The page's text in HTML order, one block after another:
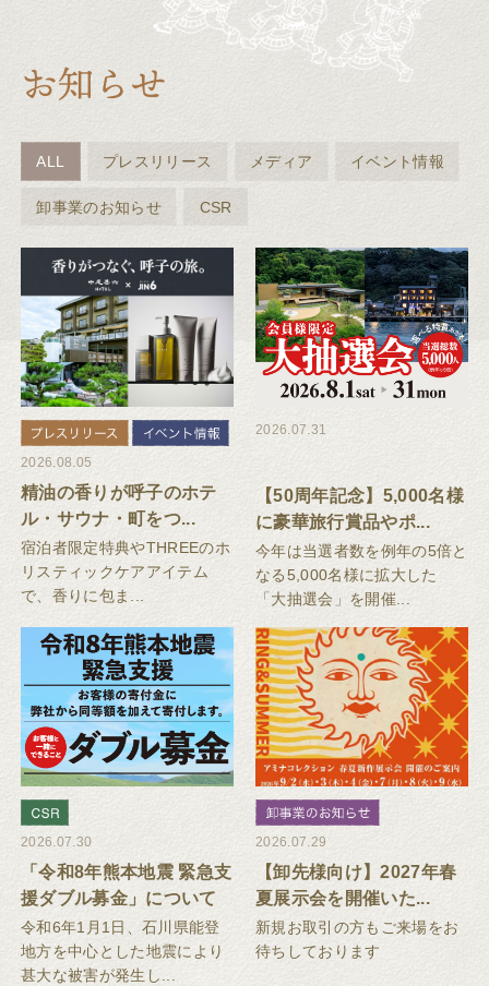
ALL プレスリリース メディア イベント情報
卸事業のお知らせ CSR
2026.08.05
精油の香りが呼子のホテ
ル・サウナ・町をつ...
宿泊者限定特典やTHREEのホ
リスティックケアアイテム
で、香りに包ま...
2026.07.31
【50周年記念】5,000名様
に豪華旅行賞品やポ...
今年は当選者数を例年の5倍と
なる5,000名様に拡大した
「大抽選会」を開催...
2026.07.30
「令和8年熊本地震 緊急支
援ダブル募金」について
令和6年1月1日、石川県能登
地方を中心とした地震により
甚大な被害が発生し...
2026.07.29
【卸先様向け】2027年春
夏展示会を開催いた...
新規お取引の方もご来場をお
待ちしております